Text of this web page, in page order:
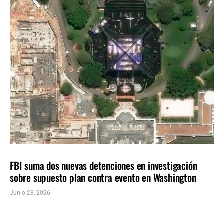
FBI suma dos nuevas detenciones en investigación
sobre supuesto plan contra evento en Washington
Junio 23, 2026